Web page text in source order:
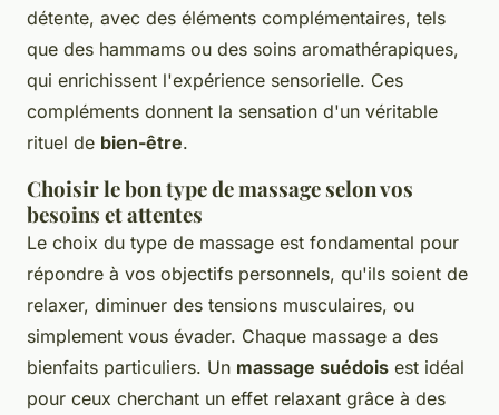
détente, avec des éléments complémentaires, tels
que des hammams ou des soins aromathérapiques,
qui enrichissent l'expérience sensorielle. Ces
compléments donnent la sensation d'un véritable
rituel de bien-être.
Choisir le bon type de massage selon vos
besoins et attentes
Le choix du type de massage est fondamental pour
répondre à vos objectifs personnels, qu'ils soient de
relaxer, diminuer des tensions musculaires, ou
simplement vous évader. Chaque massage a des
bienfaits particuliers. Un massage suédois est idéal
pour ceux cherchant un effet relaxant grâce à des